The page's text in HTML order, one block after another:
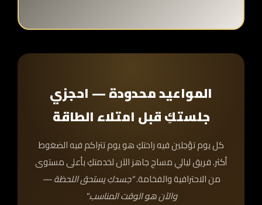
المواعيد محدودة — احجزي
جلستكِ قبل امتلاء الطاقة
كل يوم تؤجلين فيه راحتكِ هو يوم تتراكم فيه الضغوط
أكثر. فريق ليالي مساج جاهز الآن لخدمتكِ بأعلى مستوى
من الاحترافية والفخامة."جسدكِ يستحق اللحظة —
والآن هو الوقت المناسب."